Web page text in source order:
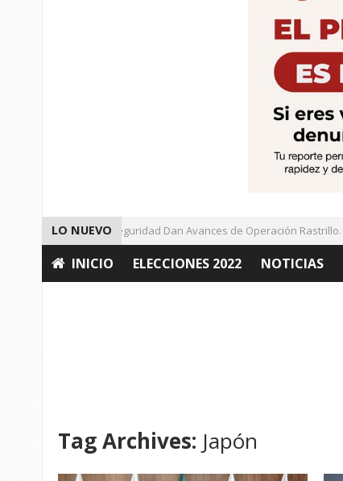
LO NUEVO
Autoridades de Seguridad Dan Avances de Operación Rastrillo.
INICIO ELECCIONES 2022 NOTICIAS
Tag Archives: Japón